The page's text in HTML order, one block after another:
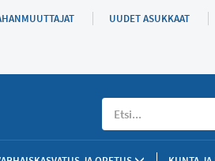
UUDET ASUKKAAT